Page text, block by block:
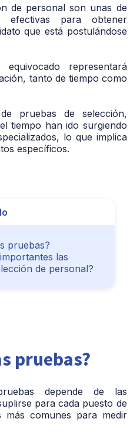
de personal son unas de
efectivas para obtener
que está postulándose
representará
tanto de tiempo como
pruebas de selección,
tiempo han ido surgiendo
lo que implica
específicos.
pruebas?
las
de personal?
pruebas?
depende de las
para cada puesto de
más comunes para medir